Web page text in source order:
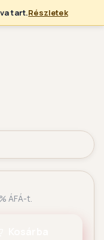
tart.Részletek
ÁFÁ-t.